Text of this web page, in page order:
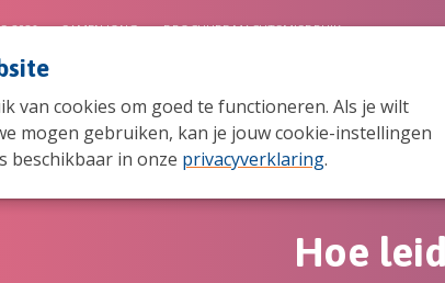
van cookies om goed te functioneren. Als je wilt
mogen gebruiken, kan je jouw cookie-instellingen
beschikbaar in onze privacyverklaring.
Wie wij zijn Wat
2026 SAMEN JONG BROCHURE MACHTSMISBRUIK
Hoe